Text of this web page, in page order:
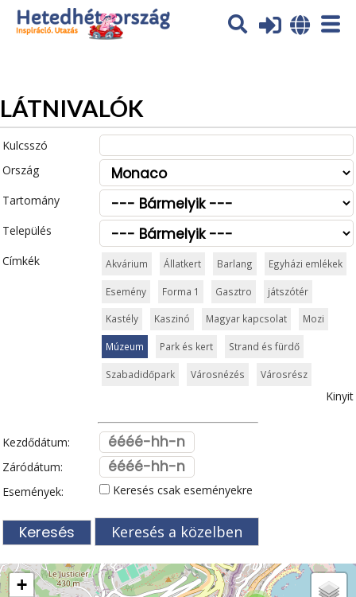
Az oldal sütiket (cookies) használ. További tájékoztatás itt:
Adatvédelmi tájékoztató
LÁTNIVALÓK
Kulcsszó
Ország
Tartomány
Település
Címkék
Akvárium Állatkert Barlang Egyházi emlékek
Esemény Forma 1 Gasztro játszótér
Kastély Kaszinó Magyar kapcsolat Mozi
Múzeum Park és kert Strand és fürdő
Szabadidőpark Városnézés Városrész
Kinyit
Kezdődátum:
Záródátum:
Események:
Keresés csak eseményekre
Keresés a közelben
+